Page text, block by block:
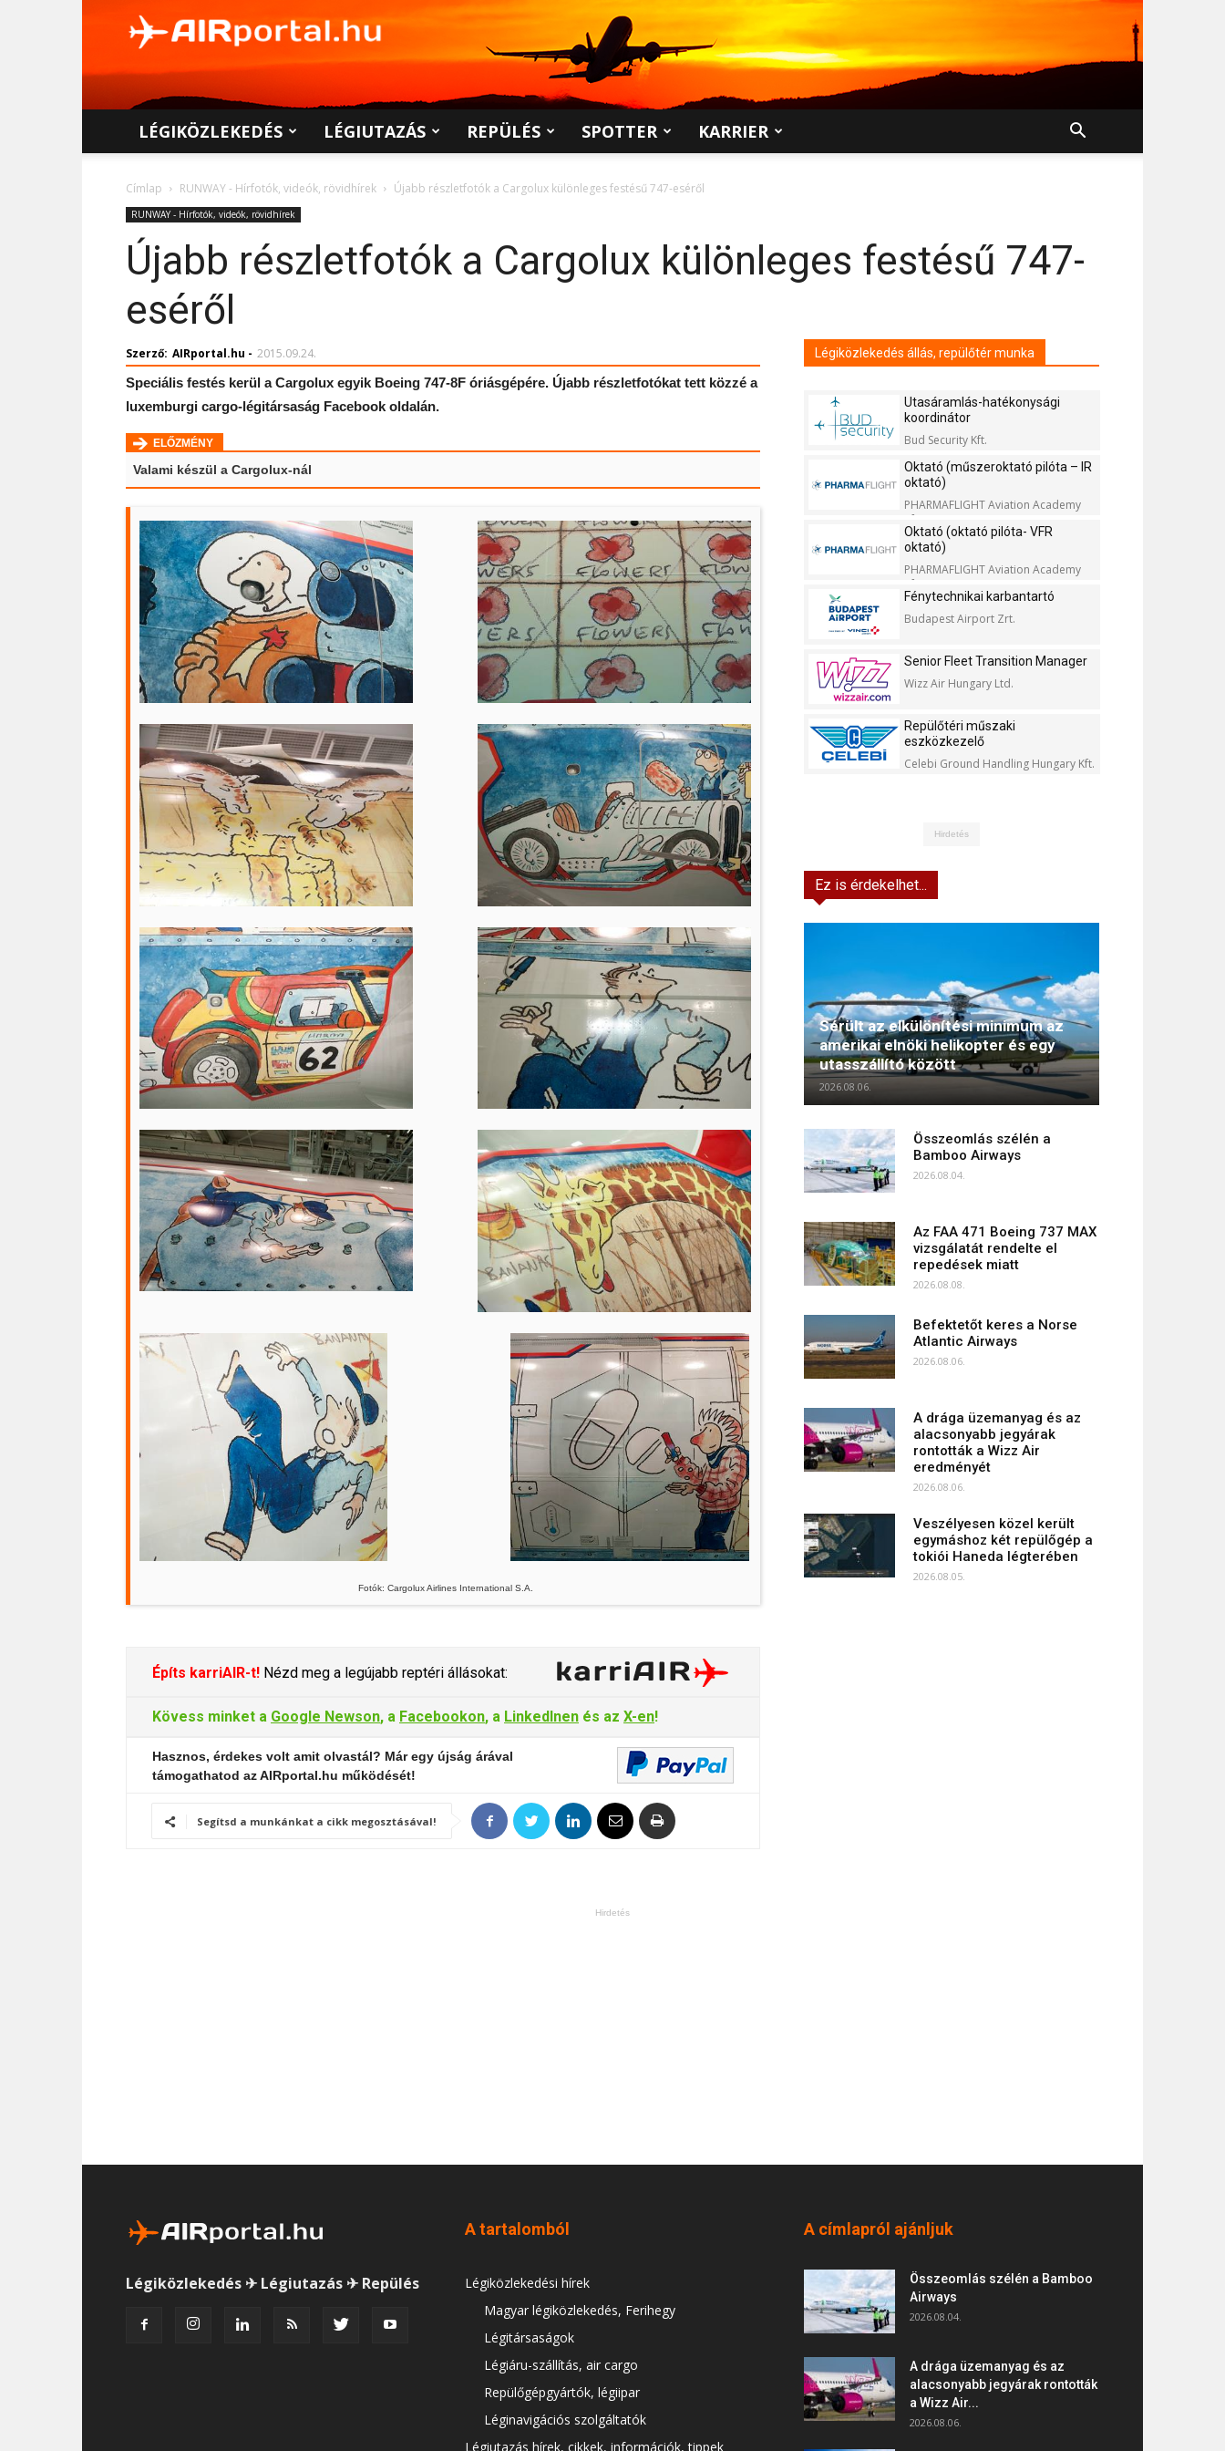
LÉGIKÖZLEKEDÉS LÉGIUTAZÁS REPÜLÉS SPOTTER KARRIER
Címlap RUNWAY - Hírfotók, videók, rövidhírek Újabb részletfotók a Cargolux különleges festésű 747-eséről
RUNWAY - Hírfotók, videók, rövidhírek
Újabb részletfotók a Cargolux különleges festésű 747-
eséről
Szerző: AIRportal.hu - 2015.09.24.
Speciális festés kerül a Cargolux egyik Boeing 747-8F óriásgépére. Újabb részletfotókat tett közzé a
luxemburgi cargo-légitársaság Facebook oldalán.
ELŐZMÉNY
Valami készül a Cargolux-nál
Fotók: Cargolux Airlines International S.A.
Építs karriAIR-t! Nézd meg a legújabb reptéri állásokat:
Kövess minket a Google Newson, a Facebookon, a LinkedInen és az X-en!
Hasznos, érdekes volt amit olvastál? Már egy újság árával
támogathatod az AIRportal.hu működését!
Segítsd a munkánkat a cikk megosztásával!
Légiközlekedés állás, repülőtér munka
Utasáramlás-hatékonysági
koordinátor
Bud Security Kft.
Oktató (műszeroktató pilóta – IR
oktató)
PHARMAFLIGHT Aviation Academy
Kft.
Oktató (oktató pilóta- VFR
oktató)
PHARMAFLIGHT Aviation Academy
Kft.
Fénytechnikai karbantartó
Budapest Airport Zrt.
Senior Fleet Transition Manager
Wizz Air Hungary Ltd.
Repülőtéri műszaki
eszközkezelő
Celebi Ground Handling Hungary Kft.
Hirdetés
Ez is érdekelhet...
Sérült az elkülönítési minimum az
amerikai elnöki helikopter és egy
utasszállító között
2026.08.06.
Összeomlás szélén a
Bamboo Airways
2026.08.04.
Az FAA 471 Boeing 737 MAX
vizsgálatát rendelte el
repedések miatt
2026.08.08.
Befektetőt keres a Norse
Atlantic Airways
2026.08.06.
A drága üzemanyag és az
alacsonyabb jegyárak
rontották a Wizz Air
eredményét
2026.08.06.
Veszélyesen közel került
egymáshoz két repülőgép a
tokiói Haneda légterében
2026.08.05.
Hirdetés
Légiközlekedés ✈ Légiutazás ✈ Repülés
A tartalomból
Légiközlekedési hírek
Magyar légiközlekedés, Ferihegy
Légitársaságok
Légiáru-szállítás, air cargo
Repülőgépgyártók, légiipar
Léginavigációs szolgáltatók
Légiutazás hírek, cikkek, információk, tippek
A címlapról ajánljuk
Összeomlás szélén a Bamboo
Airways
2026.08.04.
A drága üzemanyag és az
alacsonyabb jegyárak rontották
a Wizz Air...
2026.08.06.